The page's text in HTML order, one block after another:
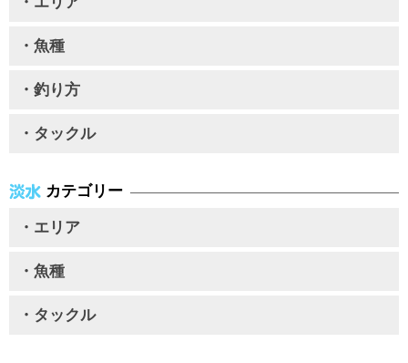
・魚種
・釣り方
・タックル
カテゴリー
・エリア
・魚種
・タックル